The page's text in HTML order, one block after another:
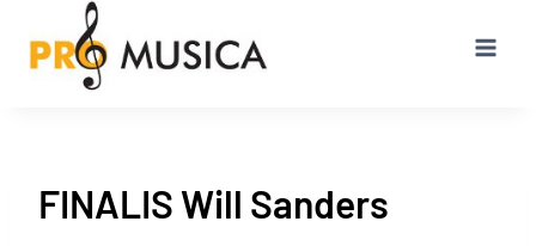
treści
FINALIS Will Sanders